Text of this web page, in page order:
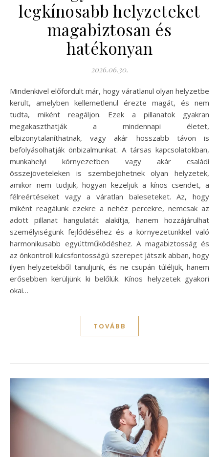
legkínosabb helyzeteket
magabiztosan és
hatékonyan
2026.06.30.
Mindenkivel előfordult már, hogy váratlanul olyan helyzetbe
került, amelyben kellemetlenül érezte magát, és nem
tudta, miként reagáljon. Ezek a pillanatok gyakran
megakaszthatják a mindennapi életet,
elbizonytalaníthatnak, vagy akár hosszabb távon is
befolyásolhatják önbizalmunkat. A társas kapcsolatokban,
munkahelyi környezetben vagy akár családi
összejöveteleken is szembejöhetnek olyan helyzetek,
amikor nem tudjuk, hogyan kezeljük a kínos csendet, a
félreértéseket vagy a váratlan baleseteket. Az, hogy
miként reagálunk ezekre a nehéz percekre, nemcsak az
adott pillanat hangulatát alakítja, hanem hozzájárulhat
személyiségünk fejlődéséhez és a környezetünkkel való
harmonikusabb együttműködéshez. A magabiztosság és
az önkontroll kulcsfontosságú szerepet játszik abban, hogy
ilyen helyzetekből tanuljunk, és ne csupán túléljük, hanem
erősebben kerüljünk ki belőlük. Kínos helyzetek gyakori
okai…
TOVÁBB